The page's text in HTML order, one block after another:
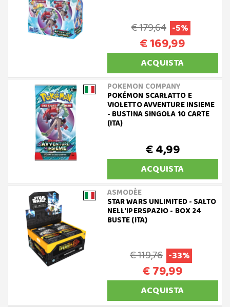
€ 179,64 -5%
€ 169,99
ACQUISTA
POKEMON COMPANY
POKÉMON SCARLATTO E
VIOLETTO AVVENTURE INSIEME
- BUSTINA SINGOLA 10 CARTE
(ITA)
€ 4,99
ACQUISTA
ASMODÈE
STAR WARS UNLIMITED - SALTO
NELL'IPERSPAZIO - BOX 24
BUSTE (ITA)
€ 119,76 -33%
€ 79,99
ACQUISTA